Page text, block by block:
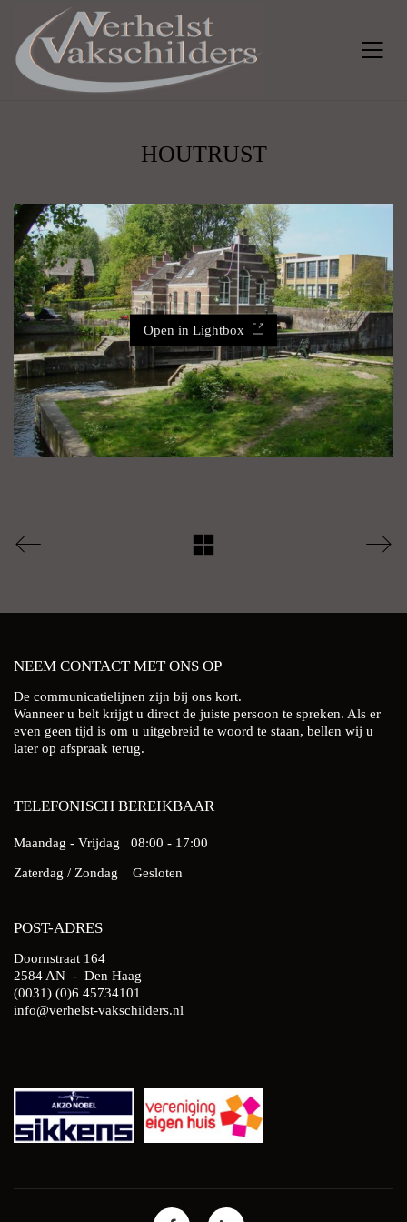
HOUTRUST
Open in Lightbox
NEEM CONTACT MET ONS OP
De communicatielijnen zijn bij ons kort.
Wanneer u belt krijgt u direct de juiste persoon te spreken. Als er
even geen tijd is om u uitgebreid te woord te staan, bellen wij u
later op afspraak terug.
TELEFONISCH BEREIKBAAR
Maandag - Vrijdag 08:00 - 17:00
Zaterdag / Zondag Gesloten
POST-ADRES
Doornstraat 164
2584 AN - Den Haag
(0031) (0)6 45734101
info@verhelst-vakschilders.nl